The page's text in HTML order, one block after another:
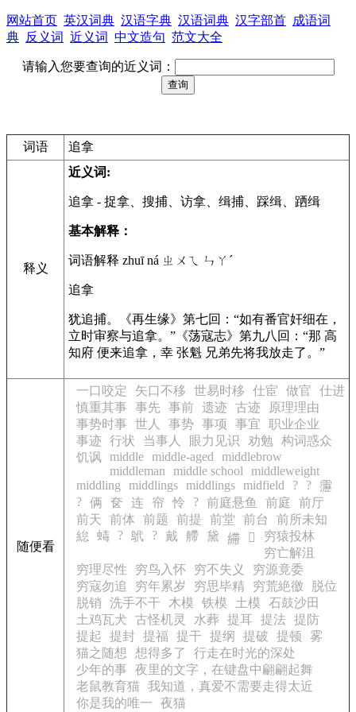
网站首页 英汉词典 汉语字典 汉语词典 汉字部首 成语词
典 反义词 近义词 中文造句 范文大全
请输入您要查询的近义词：
词语 追拿
释义
近义词:
追拿 - 捉拿、搜捕、访拿、缉捕、踩缉、跴缉
基本解释：
词语解释 zhuī ná ㄓㄨㄟ ㄣㄚˊ
追拿
犹追捕。《再生缘》第七回：“如有番官奸细在，
立时审察与追拿。”《荡寇志》第九八回：“那 高
知府 便来追拿，幸 张魁 兄弟先将我放走了。”
随便看
一口咬定 矢口不移 世易时移 仕宦 做官
仕进
慎重其事
事先 事前 遗迹 古迹
原理理由
事势时事
世人 事势 事项 事宜
职业企业
事迹
行状 当事人 眼力见识 劝勉 构词惑众
饥讽 middle middle-aged
middlebrow
middleman
middle school
middleweight
middling
middlings middlings midfield ? ? 靋
? 俩 奁 连 帘 怜 ? 前庭悬鱼 前庭
前厅
前天
前体 前题 前提 前堂 前台
前所未知
緿
蝳 ? 鴏 ? 戴 艜 黛 𦄂 𨽿
穷猿投林
穷亡解沮
穷理尽性
穷鸟入怀 穷不失义
穷源竟委
穷寇勿追
穷年累岁 穷思毕精 穷荒絶徼
脱位
脱销
洗手不干 木模 铁模 土模
石鼓沙田
土鸡瓦犬
古怪机灵 水葬 提耳 提法 提防
提起
提封 提福 提干 提纲 提破 提顿
雾
猫之随想
想得多了
行走在时光的深处
少年的事
夜里的文字，在键盘中翩翩起舞
老鼠教育猫
我知道，真爱不需要走得太近
你是我的唯一
夜猫